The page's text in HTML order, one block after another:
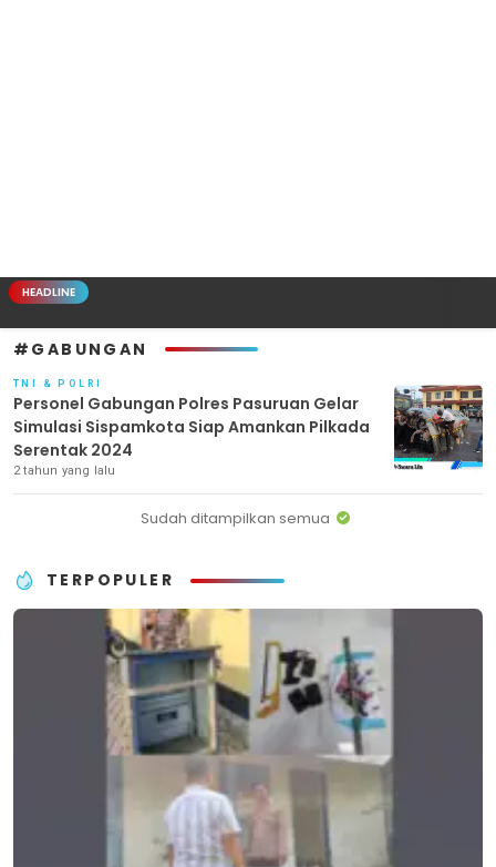
HEADLINE
#GABUNGAN
TNI & POLRI
Personel Gabungan Polres Pasuruan Gelar
Simulasi Sispamkota Siap Amankan Pilkada
Serentak 2024
2 tahun yang lalu
Sudah ditampilkan semua
TERPOPULER